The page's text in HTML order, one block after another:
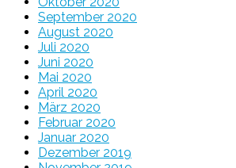
September 2020
August 2020
Juli 2020
Juni 2020
Mai 2020
April 2020
März 2020
Februar 2020
Januar 2020
Dezember 2019